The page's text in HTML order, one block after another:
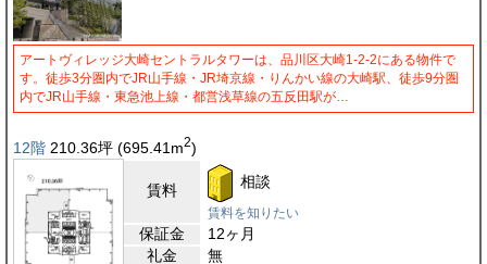
アートヴィレッジ大崎セントラルタワーは、品川区大崎1-2-2にある物件で
す。徒歩3分圏内でJR山手線・JR埼京線・りんかい線の大崎駅、徒歩9分圏
内でJR山手線・東急池上線・都営浅草線の五反田駅が…
12階 210.36坪 (695.41 m2)
賃料 相談
賃料を知りたい
保証金
12ヶ月
礼金
無